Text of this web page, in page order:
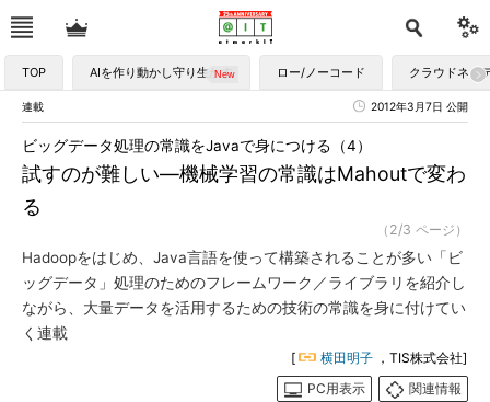
TOP AIを作り動かし守り生かす ロー/ノーコード クラウドネイ
連載 2012年3月7日 公開
試すのが難しい―機械学習の常識はMahoutで変わ
る
ビッグデータ処理の常識をJavaで身につける（4）
（2/3 ページ）
Hadoopをはじめ、Java言語を使って構築されることが多い「ビ
ッグデータ」処理のためのフレームワーク／ライブラリを紹介し
ながら、大量データを活用するための技術の常識を身に付けてい
く連載
[ 横田明子 ，TIS株式会社]
PC用表示
関連情報